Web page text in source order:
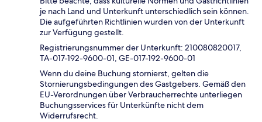
je nach Land und Unterkunft unterschiedlich sein können.
Die aufgeführten Richtlinien wurden von der Unterkunft
zur Verfügung gestellt.
Registrierungsnummer der Unterkunft: 210080820017,
TA-017-192-9600-01, GE-017-192-9600-01
Wenn du deine Buchung stornierst, gelten die
Stornierungsbedingungen des Gastgebers. Gemäß den
EU-Verordnungen über Verbraucherrechte unterliegen
Buchungsservices für Unterkünfte nicht dem
Widerrufsrecht.